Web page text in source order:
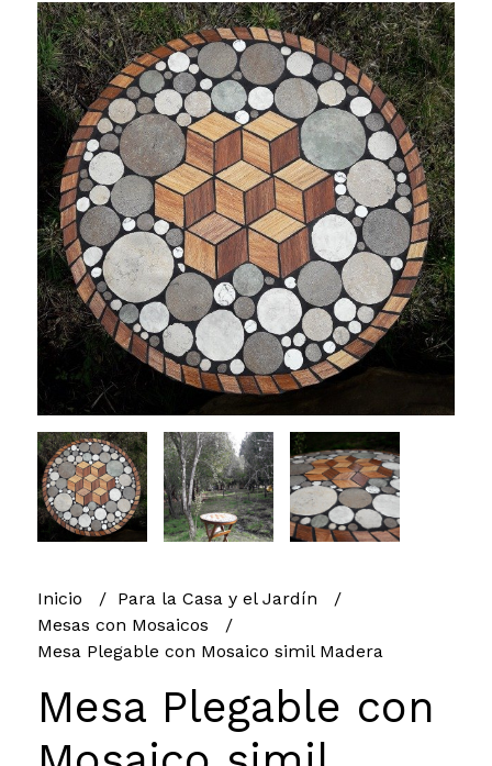
Inicio
Para la Casa y el Jardín
Mesas con Mosaicos
Mesa Plegable con Mosaico simil Madera
Mesa Plegable con